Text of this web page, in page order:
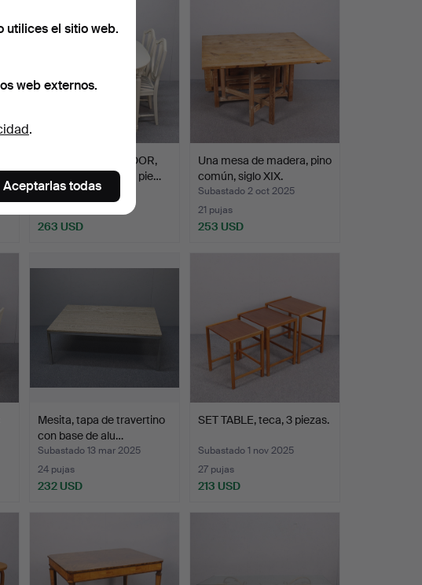
GRUPO DE COMEDOR,
estilo Gustaviano, 5 pie…
Subastado 11 dic 2025
263 USD
Una mesa de madera, pino
común, siglo XIX.
Subastado 2 oct 2025
21 pujas
253 USD
Mesita, tapa de travertino
con base de alu…
Subastado 13 mar 2025
24 pujas
232 USD
SET TABLE, teca, 3 piezas.
Subastado 1 nov 2025
27 pujas
213 USD
utilices el sitio web.
web externos.
.
Aceptarlas todas